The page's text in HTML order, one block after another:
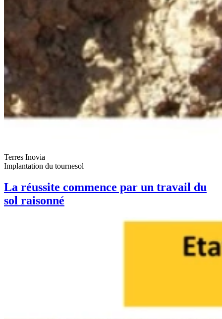
Terres Inovia
Implantation du tournesol
La réussite commence par un travail du
sol raisonné